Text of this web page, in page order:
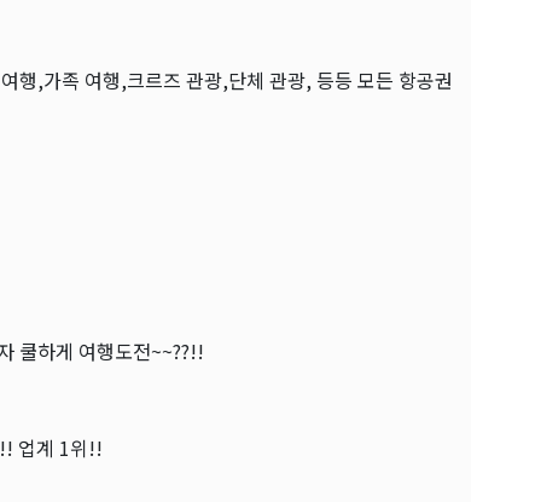
,가족 여행,크르즈 관광,단체 관광, 등등 모든 항공권
쿨하게 여행도전~~??!!
업계 1위!!